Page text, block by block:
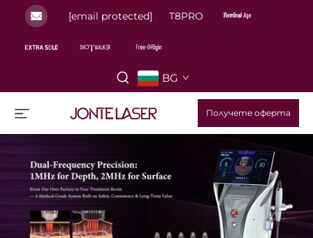
[email protected] T8PRO
BG
Получете оферта